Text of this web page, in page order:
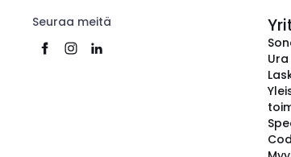
Seuraa meitä
Ura